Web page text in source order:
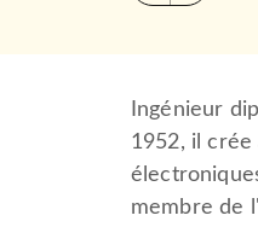
Ingénieur
1952, il crée
membre de